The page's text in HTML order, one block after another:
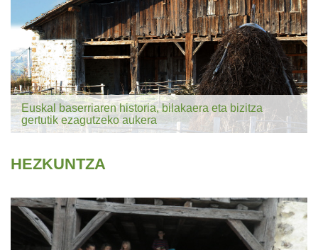
Euskal baserriaren historia, bilakaera eta bizitza
gertutik ezagutzeko aukera
HEZKUNTZA